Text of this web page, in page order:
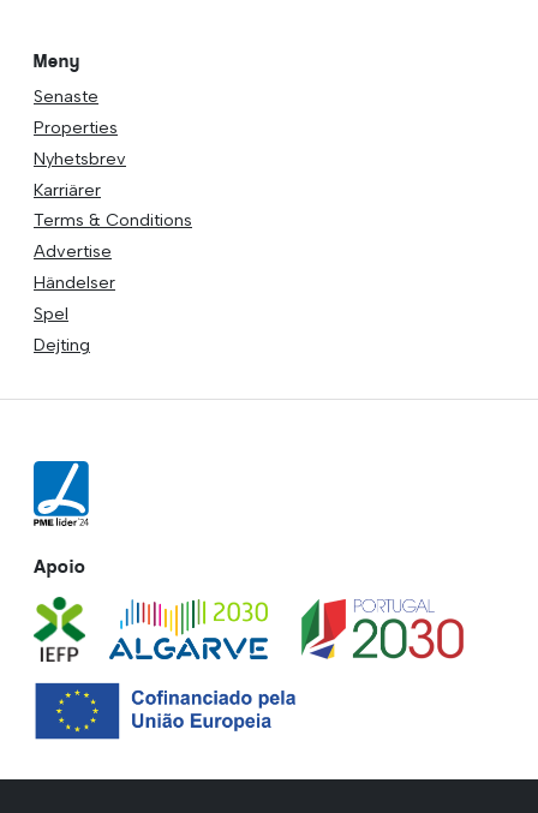
Meny
Senaste
Properties
Nyhetsbrev
Karriärer
Terms & Conditions
Advertise
Händelser
Spel
Dejting
Apoio